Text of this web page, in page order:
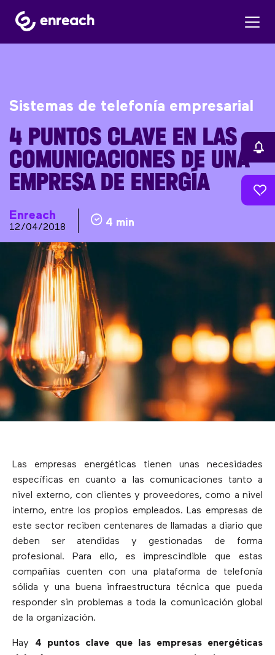
Sistemas de telefonía empresarial
4 PUNTOS CLAVE EN LAS
COMUNICACIONES DE UNA
EMPRESA DE ENERGÍA
Enreach
12/04/2018 4 min
Las empresas energéticas tienen unas necesidades
específicas en cuanto a las comunicaciones tanto a
nivel externo, con clientes y proveedores, como a nivel
interno, entre los propios empleados. Las empresas de
este sector reciben centenares de llamadas a diario que
deben ser atendidas y gestionadas de forma
profesional. Para ello, es imprescindible que estas
compañías cuenten con una plataforma de telefonía
sólida y una buena infraestructura técnica que pueda
responder sin problemas a toda la comunicación global
de la organización.
Hay 4 puntos clave que las empresas energéticas